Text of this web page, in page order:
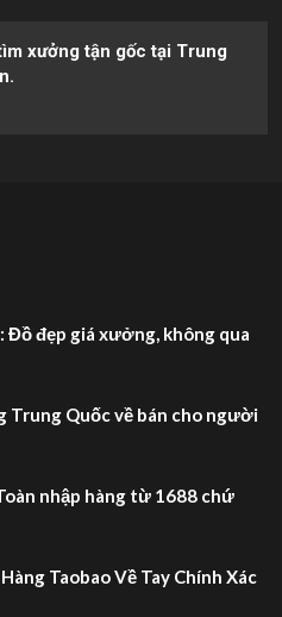
xưởng tận gốc tại Trung
Đồ đẹp giá xưởng, không qua
Trung Quốc về bán cho người
nhập hàng từ 1688 chứ
Taobao Về Tay Chính Xác